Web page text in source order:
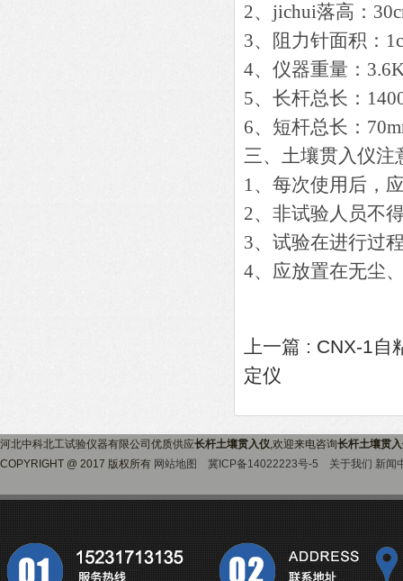
2、jichui落高：
3、阻力针面积：
4、仪器重量：
5、 长杆总长：
6、 短杆总长：
三、土壤贯入仪注
1、每次使用后，
2、非试验人员不
3、试验在进行过
4、应放置在无尘
上一篇 : CNX-1自
定仪
河北中科北工试验仪器有限公司优质供应长杆土壤贯入仪,欢迎来电咨询长杆土壤贯
COPYRIGHT @ 2017 版权所有 网站地图 冀ICP备14022223号-5 关于我们 新闻